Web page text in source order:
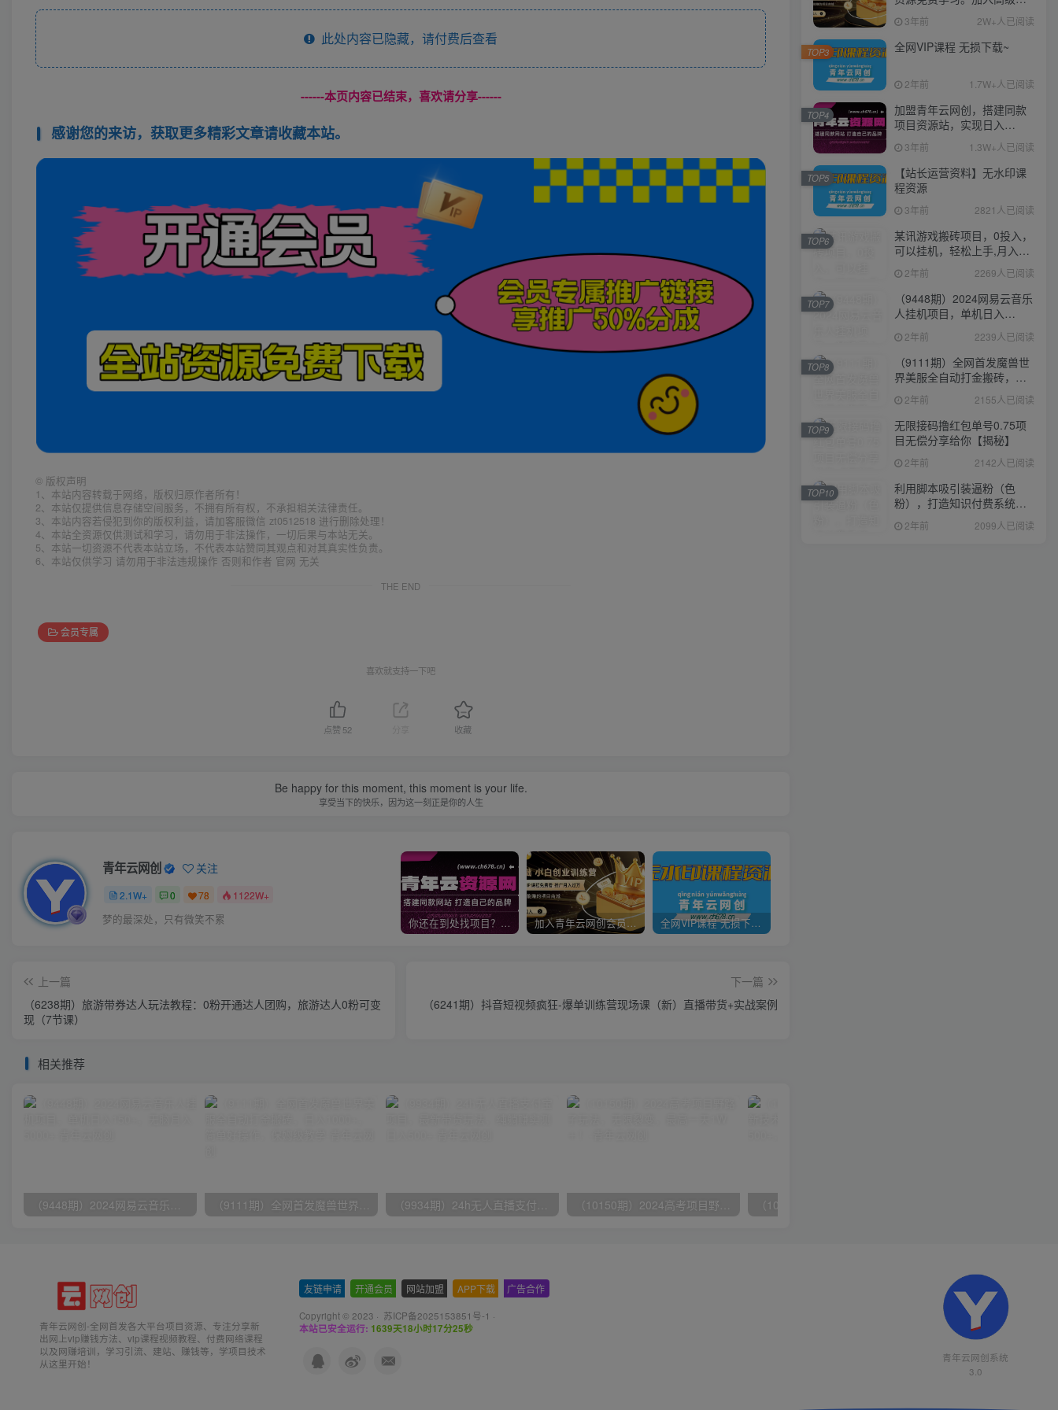
此处内容已隐藏，请付费后查看
------本页内容已结束，喜欢请分享------
感谢您的来访，获取更多精彩文章请收藏本站。
© 版权声明
1、本站内容转载于网络，版权归原作者所有！
2、本站仅提供信息存储空间服务，不拥有所有权，不承担相关法律责任。
3、本站内容若侵犯到你的版权利益，请加客服微信 zt0512518 进行删除处理！
4、本站全资源仅供测试和学习，请勿用于非法操作，一切后果与本站无关。
5、本站一切资源不代表本站立场，不代表本站赞同其观点和对其真实性负责。
6、本站仅供学习 请勿用于非法违规操作 否则和作者 官网 无关
THE END
会员专属
喜欢就支持一下吧
点赞52 收藏
Be happy for this moment, this moment is your life.
享受当下的快乐，因为这一刻正是你的人生
青年云网创 关注
2.1W+ 0 78 1122W+
梦的最深处，只有微笑不累 你还在到处找项目？还在当韭菜？我靠卖项目一个月收入5万+，曾经我也是个失败者。 加入青年云网创会员，全站资源免费学习。加入高级合伙人，推广日入1000+ 全网VIP课程 无损下载~
上一篇
（6238期）旅游带券达人玩法教程：0粉开通达人团购，旅游达人0粉可变
现（7节课）
下一篇
（6241期）抖音短视频疯狂-爆单训练营现场课（新）直播带货+实战案例
相关推荐
（9448期）2024网易云音乐人挂机项目，单机日入150+，无脑月入5000+ （9111期）全网首发魔兽世界美服全自动打金搬砖，日入1000+，简单好操作，保姆级教学 （9934期）24h无人直播支付宝项目，最新带货玩法，纯躺赚实测日入500+ （10150期）2024高考项目野路子玩法，无限裂变，最高一天1W＋！
伙人，推广日入1000+
3年前 2W+人已阅读
全网VIP课程 无损下载~
2年前 1.7W+人已阅读
TOP3
加盟青年云网创，搭建同款
项目资源站，实现日入
2000+
3年前 1.3W+人已阅读
TOP4
【站长运营资料】无水印课
程资源
3年前 2821人已阅读
TOP5
某讯游戏搬砖项目，0投入，
可以挂机，轻松上手,月入
3000+上不封顶
2年前 2269人已阅读
TOP6
（9448期）2024网易云音乐
人挂机项目，单机日入
150+，无脑月入5000+
2年前 2239人已阅读
TOP7
（9111期）全网首发魔兽世
界美服全自动打金搬砖，日
入1000+，简单好操作，保
姆级教学
2年前 2155人已阅读
TOP8
无限接码撸红包单号0.75项
目无偿分享给你【揭秘】
2年前 2142人已阅读
TOP9
利用脚本吸引装逼粉（色
粉），打造知识付费系统，
附388元美女写真项目
2年前 2099人已阅读
TOP10
青年云网创-全网首发各大平台项目资源、专注分享新
出网上vip赚钱方法、vip课程视频教程、付费网络课程
以及网赚培训，学习引流、建站、赚钱等，学项目技术
从这里开始！
友链申请 开通会员 网站加盟 APP下载 广告合作
Copyright © 2023 · 苏ICP备2025153851号-1 ·
本站已安全运行: 1639天18小时17分26秒
青年云网创系统
3.0